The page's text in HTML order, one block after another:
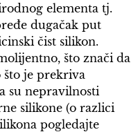
elementa tj.
dugačak put
čist silikon.
što znači da
je prekriva
su nepravilnosti
silikone (o razlici
pogledajte